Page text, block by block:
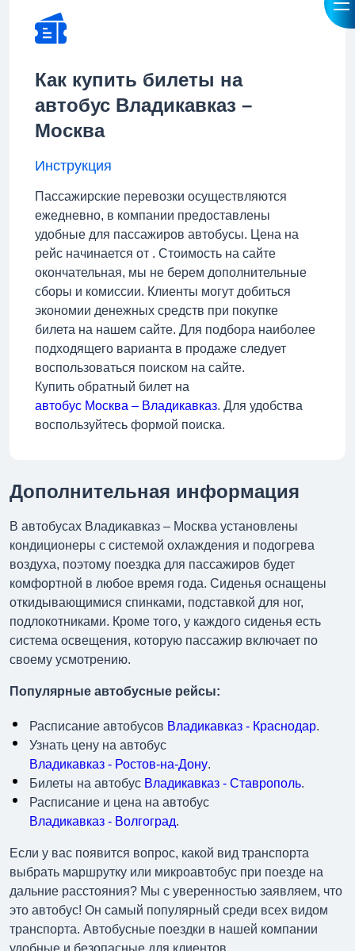
Как купить билеты на
автобус Владикавказ –
Москва
Инструкция
Пассажирские перевозки осуществляются
ежедневно, в компании предоставлены
удобные для пассажиров автобусы. Цена на
рейс начинается от . Стоимость на сайте
окончательная, мы не берем дополнительные
сборы и комиссии. Клиенты могут добиться
экономии денежных средств при покупке
билета на нашем сайте. Для подбора наиболее
подходящего варианта в продаже следует
воспользоваться поиском на сайте.
Купить обратный билет на
автобус Москва – Владикавказ. Для удобства
воспользуйтесь формой поиска.
Дополнительная информация
В автобусах Владикавказ – Москва установлены
кондиционеры с системой охлаждения и подогрева
воздуха, поэтому поездка для пассажиров будет
комфортной в любое время года. Сиденья оснащены
откидывающимися спинками, подставкой для ног,
подлокотниками. Кроме того, у каждого сиденья есть
система освещения, которую пассажир включает по
своему усмотрению.
Популярные автобусные рейсы:
Расписание автобусов Владикавказ - Краснодар.
Узнать цену на автобус
Владикавказ - Ростов-на-Дону.
Билеты на автобус Владикавказ - Ставрополь.
Расписание и цена на автобус
Владикавказ - Волгоград.
Если у вас появится вопрос, какой вид транспорта
выбрать маршрутку или микроавтобус при поезде на
дальние расстояния? Мы с уверенностью заявляем, что
это автобус! Он самый популярный среди всех видом
транспорта. Автобусные поездки в нашей компании
удобные и безопасные для клиентов.